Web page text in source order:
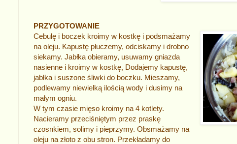
PRZYGOTOWANIE
Cebulę i boczek kroimy w kostkę i podsmażamy
na oleju. Kapustę płuczemy, odciskamy i drobno
siekamy. Jabłka obieramy, usuwamy gniazda
nasienne i kroimy w kostkę, Dodajemy kapustę,
jabłka i suszone śliwki do boczku. Mieszamy,
podlewamy niewielką ilością wody i dusimy na
małym ogniu.
W tym czasie mięso kroimy na 4 kotlety.
Nacieramy przeciśniętym przez praskę
czosnkiem, solimy i pieprzymy. Obsmażamy na
oleju na złoto z obu stron. Przekładamy do